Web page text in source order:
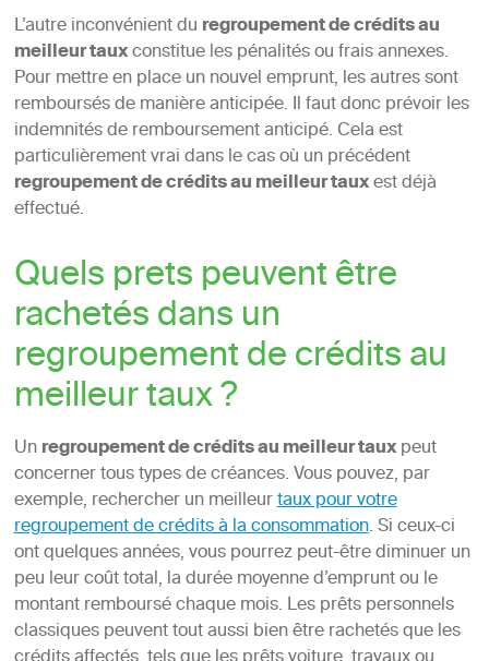
L’autre inconvénient du regroupement de crédits au
meilleur tauxconstitue les pénalités ou frais annexes.
Pour mettre en place un nouvel emprunt, les autres sont
remboursés de manière anticipée. Il faut donc prévoir les
indemnités de remboursement anticipé. Cela est
particulièrement vrai dans le cas où un précédent
regroupement de crédits au meilleur tauxest déjà
effectué.
Quels prets peuvent être
rachetés dans un
regroupement de crédits au
meilleur taux ?
Unregroupement de crédits au meilleur tauxpeut
concerner tous types de créances. Vous pouvez, par
exemple, rechercher un meilleurtaux pour votre
regroupement de crédits à la consommation. Si ceux-ci
ont quelques années, vous pourrez peut-être diminuer un
peu leur coût total, la durée moyenne d’emprunt ou le
montant remboursé chaque mois. Les prêts personnels
classiques peuvent tout aussi bien être rachetés que les